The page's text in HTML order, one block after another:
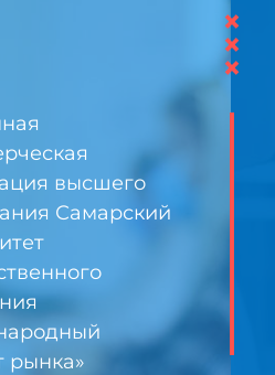
высшего
Самарский
рынка»
×
×
×